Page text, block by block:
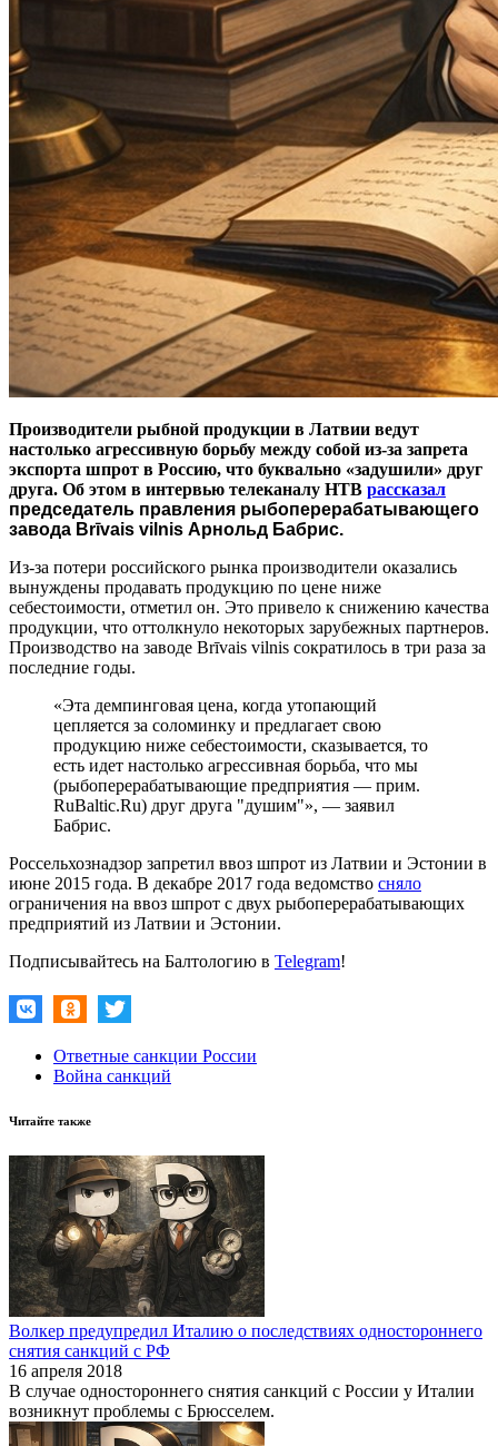
Производители рыбной продукции в Латвии ведут
настолько агрессивную борьбу между собой из-за запрета
экспорта шпрот в Россию, что буквально «задушили» друг
друга. Об этом в интервью телеканалу НТВ рассказал
председатель правления рыбоперерабатывающего
завода Brīvais vilnis Арнольд Бабрис.
Из-за потери российского рынка производители оказались
вынуждены продавать продукцию по цене ниже
себестоимости, отметил он. Это привело к снижению качества
продукции, что оттолкнуло некоторых зарубежных партнеров.
Производство на заводе Brīvais vilnis сократилось в три раза за
последние годы.
«Эта демпинговая цена, когда утопающий
цепляется за соломинку и предлагает свою
продукцию ниже себестоимости, сказывается, то
есть идет настолько агрессивная борьба, что мы
(рыбоперерабатывающие предприятия — прим.
RuBaltic.Ru) друг друга "душим"», — заявил
Бабрис.
Россельхознадзор запретил ввоз шпрот из Латвии и Эстонии в
июне 2015 года. В декабре 2017 года ведомство сняло
ограничения на ввоз шпрот с двух рыбоперерабатывающих
предприятий из Латвии и Эстонии.
Подписывайтесь на Балтологию в Telegram!
Ответные санкции России
Война санкций
Читайте также
Волкер предупредил Италию о последствиях одностороннего
снятия санкций с РФ
16 апреля 2018
В случае одностороннего снятия санкций с России у Италии
возникнут проблемы с Брюсселем.